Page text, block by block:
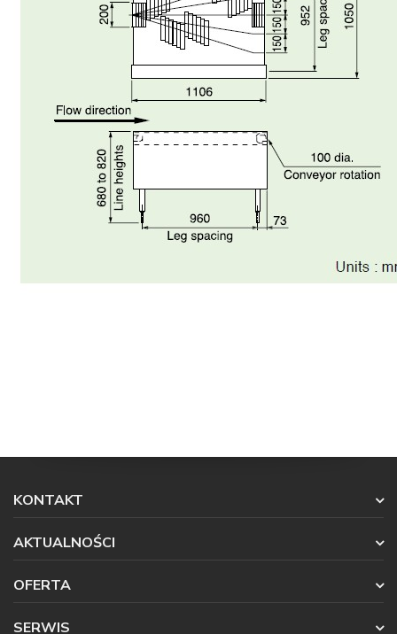
KONTAKT
AKTUALNOŚCI
OFERTA
SERWIS